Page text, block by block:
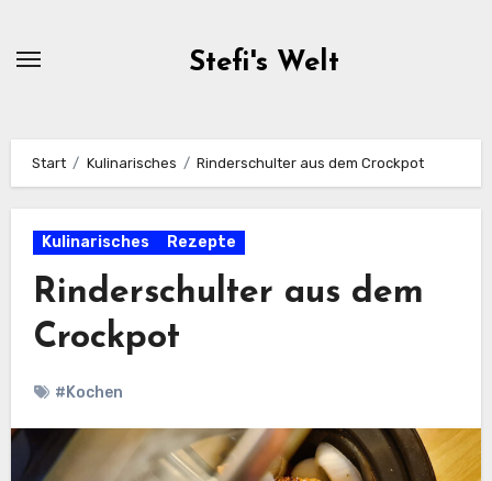
Stefi's Welt
Start Kulinarisches Rinderschulter aus dem Crockpot
Kulinarisches Rezepte
Rinderschulter aus dem
Crockpot
#Kochen